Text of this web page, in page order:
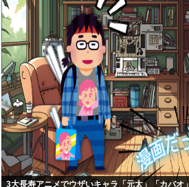
3大長寿アニメでウザいキャラ「元太」「カバオ」